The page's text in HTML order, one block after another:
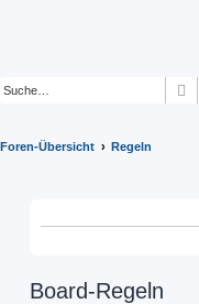
Foren-Übersicht Regeln
Board-Regeln